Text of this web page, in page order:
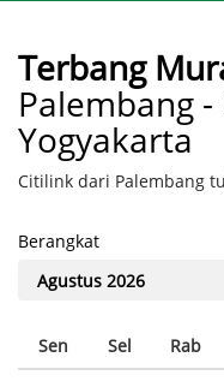
Terbang
Palembang
Yogyakarta
Citilink dari Palembang
Berangkat
Sen Sel Rab